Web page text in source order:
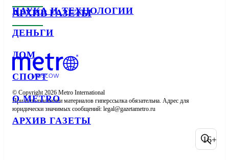
НАУКА И ТЕХНОЛОГИИ
ДЕНЬГИ
ДОМ
СПОРТ
О METRO
АРХИВ ГАЗЕТЫ
АРХИВ ГАЗЕТЫ
© Copyright 2026 Metro International
При использовании материалов гиперссылка обязательна. Адрес для
юридически значимых сообщений:
16+